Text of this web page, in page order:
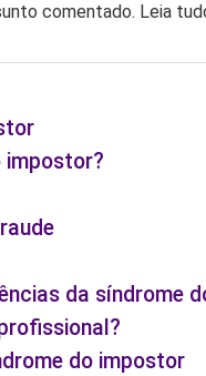
comentado. Leia
impostor?
da síndrome
do impostor